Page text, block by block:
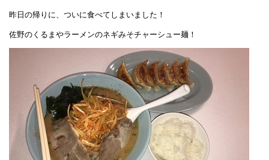
昨日の帰りに、ついに食べてしまいました！
佐野のくるまやラーメンのネギみそチャーシュー麺！